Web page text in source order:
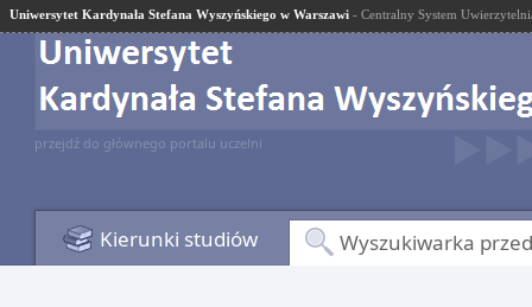
Uniwersytet Kardynała Stefana Wyszyńskiego w Warszawi - Centralny System
przejdź do głównego portalu uczelni
Kierunki studiów Wyszukiwarka